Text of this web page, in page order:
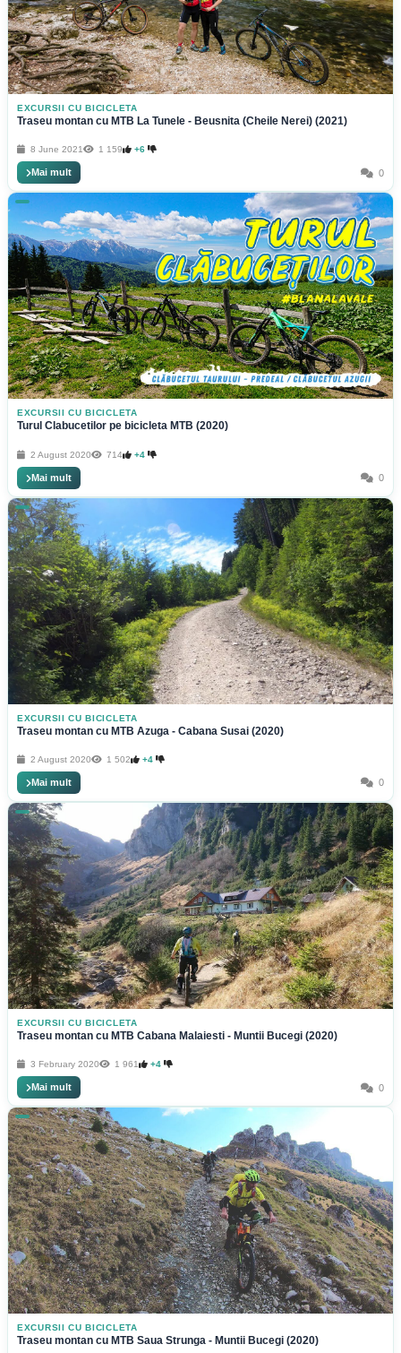
EXCURSII CU BICICLETA
Traseu montan cu MTB La Tunele - Beusnita (Cheile Nerei) (2021)
8 June 2021 1 159 +6
Mai mult 0
EXCURSII CU BICICLETA
Turul Clabucetilor pe bicicleta MTB (2020)
2 August 2020 714 +4
Mai mult 0
EXCURSII CU BICICLETA
Traseu montan cu MTB Azuga - Cabana Susai (2020)
2 August 2020 1 502 +4
Mai mult 0
EXCURSII CU BICICLETA
Traseu montan cu MTB Cabana Malaiesti - Muntii Bucegi (2020)
3 February 2020 1 961 +4
Mai mult 0
EXCURSII CU BICICLETA
Traseu montan cu MTB Saua Strunga - Muntii Bucegi (2020)